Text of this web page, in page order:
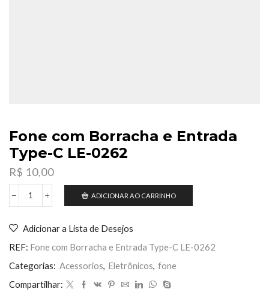
Fone com Borracha e Entrada
Type-C LE-0262
R$ 10,00
Fone
e
Entrada
C
0262
ADICIONAR AO CARRINHO
Adicionar a Lista de Desejos
REF: Fone com Borracha e Entrada Type-C LE-0262
Categorias: Acessorios, Eletrônicos, fone
Compartilhar: